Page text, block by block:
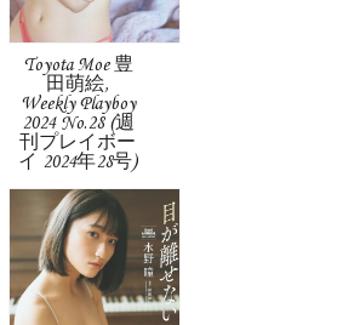
Toyota Moe 豊
田萌絵,
Weekly Playboy
2024 No.28 (週
刊プレイボー
イ 2024年28号)